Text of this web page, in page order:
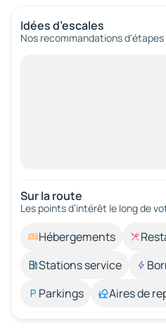
Idées d’escales
Nos recommandations d'étapes
Sur la route
Les points d’intérêt le long de
Hébergements
Stations service
Parkings
Aires de